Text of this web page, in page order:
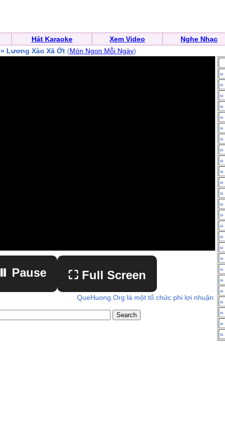
Hát Karaoke Xem Video Nghe Nhạc
» Lương Xào Xã Ớt (Món Ngon Mỗi Ngày)
⏸ Pause ⛶ Full Screen
QueHuong.Org là một tổ chức phi lợi nhuận
»
»
»
»
»
»
»
»
»
»
»
»
»
»
»
»
»
»
»
»
»
»
»
»
»